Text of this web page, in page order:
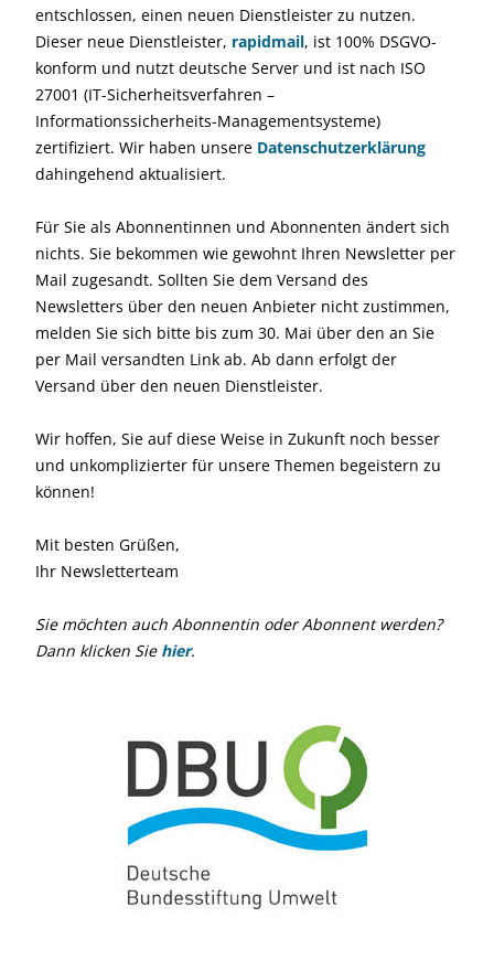
entschlossen, einen neuen Dienstleister zu nutzen.
Dieser neue Dienstleister, rapidmail, ist 100% DSGVO-
konform und nutzt deutsche Server und ist nach ISO
27001 (IT-Sicherheitsverfahren –
Informationssicherheits-Managementsysteme)
zertifiziert. Wir haben unsere Datenschutzerklärung
dahingehend aktualisiert.
Für Sie als Abonnentinnen und Abonnenten ändert sich
nichts. Sie bekommen wie gewohnt Ihren Newsletter per
Mail zugesandt. Sollten Sie dem Versand des
Newsletters über den neuen Anbieter nicht zustimmen,
melden Sie sich bitte bis zum 30. Mai über den an Sie
per Mail versandten Link ab. Ab dann erfolgt der
Versand über den neuen Dienstleister.
Wir hoffen, Sie auf diese Weise in Zukunft noch besser
und unkomplizierter für unsere Themen begeistern zu
können!
Mit besten Grüßen,
Ihr Newsletterteam
Sie möchten auch Abonnentin oder Abonnent werden?
Dann klicken Sie hier.